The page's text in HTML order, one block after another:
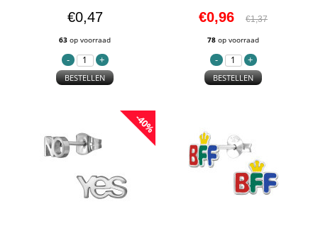
€0,47
63 op voorraad
BESTELLEN
€0,96 €1,37
78 op voorraad
BESTELLEN
-40%